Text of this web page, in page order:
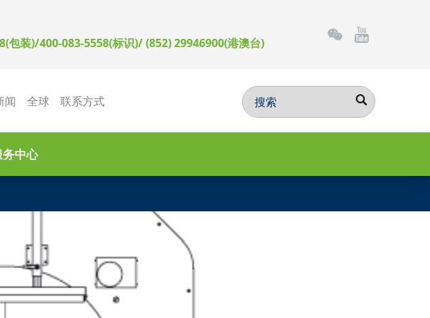
闻 全球 联系方式
包装)/400-083-5558(标识)/ (852) 29946900(港澳台)
中心